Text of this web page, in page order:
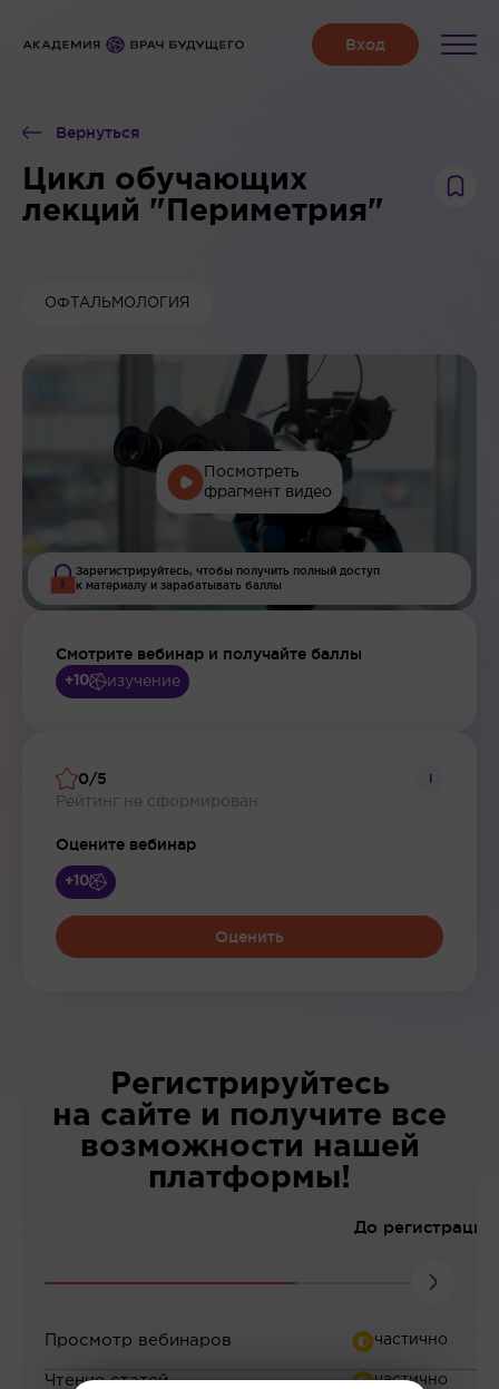
Вернуться
Цикл обучающих
лекций "Периметрия"
ОФТАЛЬМОЛОГИЯ
Посмотреть
фрагмент видео
Зарегистрируйтесь, чтобы получить полный доступ
к материалу и зарабатывать баллы
Смотрите вебинар и получайте баллы
+10 изучение
0/5
Рейтинг не сформирован
i
Оцените вебинар
+10
Оценить
Регистрируйтесь
на сайте и получите все
возможности нашей
платформы!
До регистрации
Просмотр вебинаров
Чтение статей